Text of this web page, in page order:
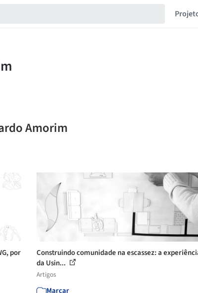
Amorim
por
Construindo comunidade na escassez: a
da Usin...
Artigos
Marcar